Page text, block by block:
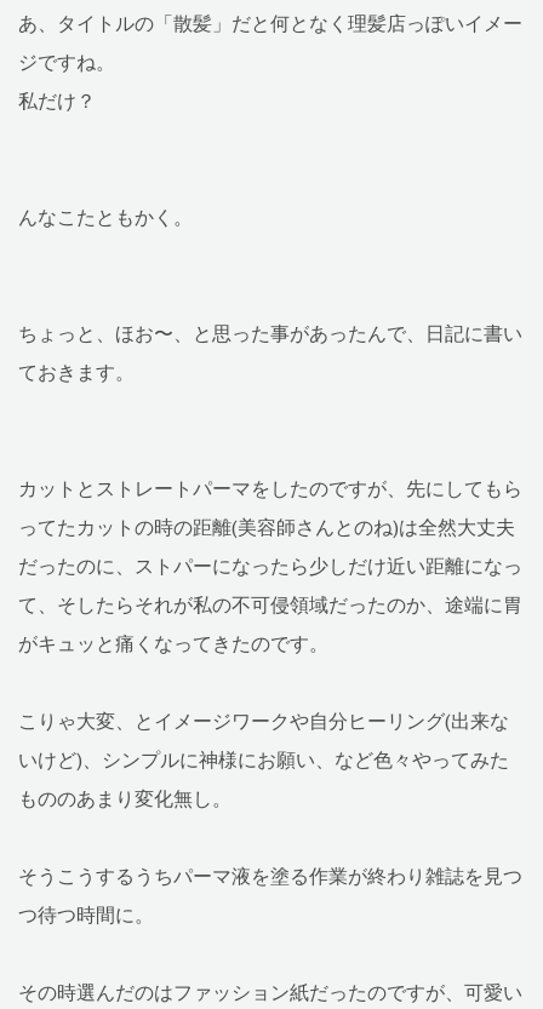
あ、タイトルの「散髪」だと何となく理髪店っぽいイメー
ジですね。
私だけ？
んなこたともかく。
ちょっと、ほお〜、と思った事があったんで、日記に書い
ておきます。
カットとストレートパーマをしたのですが、先にしてもら
ってたカットの時の距離(美容師さんとのね)は全然大丈夫
だったのに、ストパーになったら少しだけ近い距離になっ
て、そしたらそれが私の不可侵領域だったのか、途端に胃
がキュッと痛くなってきたのです。
こりゃ大変、とイメージワークや自分ヒーリング(出来な
いけど)、シンプルに神様にお願い、など色々やってみた
もののあまり変化無し。
そうこうするうちパーマ液を塗る作業が終わり雑誌を見つ
つ待つ時間に。
その時選んだのはファッション紙だったのですが、可愛い